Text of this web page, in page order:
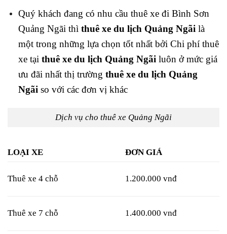
Quý khách đang có nhu cầu thuê xe đi Bình Sơn
Quảng Ngãi thì thuê xe du lịch Quảng Ngãi là
một trong những lựa chọn tốt nhất bởi Chi phí thuê
xe tại thuê xe du lịch Quảng Ngãi luôn ở mức giá
ưu đãi nhất thị trường thuê xe du lịch Quảng
Ngãi so với các đơn vị khác
Dịch vụ cho thuê xe Quảng Ngãi
LOẠI XE ĐƠN GIÁ
Thuê xe 4 chỗ 1.200.000 vnđ
Thuê xe 7 chỗ 1.400.000 vnđ